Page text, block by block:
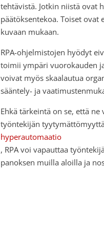
tehtävistä. Jotkin niistä ovat
päätöksentekoa. Toiset ovat
kuvaan mukaan.
RPA-ohjelmistojen hyödyt
toimii ympäri vuorokauden
voivat myös skaalautua
sääntely- ja
Ehkä tärkeintä on se, että
työntekijän
hyperautomaatio
, RPA voi vapauttaa
panoksen muilla aloilla ja